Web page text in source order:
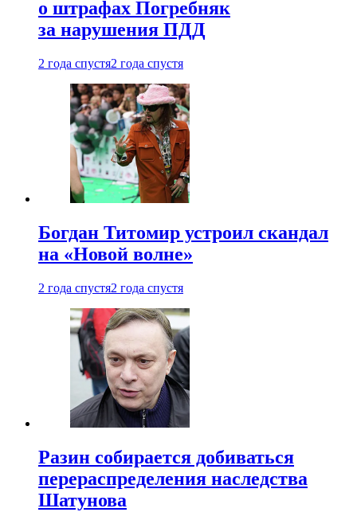
о штрафах Погребняк
за нарушения ПДД
2 года спустя2 года спустя
Богдан Титомир устроил скандал
на «Новой волне»
2 года спустя2 года спустя
Разин собирается добиваться
перераспределения наследства
Шатунова